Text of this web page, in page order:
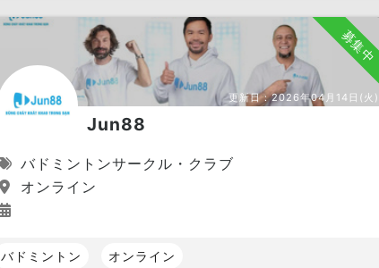
募集中
更新日：2026年04月14日(火)
Jun88
バドミントンサークル・クラブ
オンライン
バドミントン オンライン